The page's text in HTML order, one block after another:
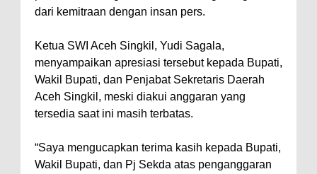
dari kemitraan dengan insan pers.
Ketua SWI Aceh Singkil, Yudi Sagala,
menyampaikan apresiasi tersebut kepada Bupati,
Wakil Bupati, dan Penjabat Sekretaris Daerah
Aceh Singkil, meski diakui anggaran yang
tersedia saat ini masih terbatas.
“Saya mengucapkan terima kasih kepada Bupati,
Wakil Bupati, dan Pj Sekda atas penganggaran